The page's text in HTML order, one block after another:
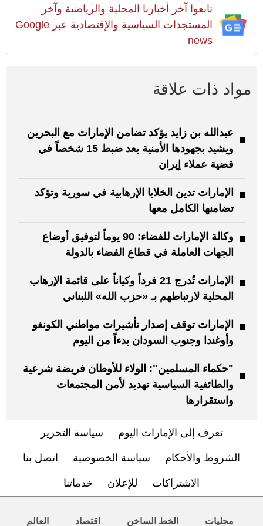
تابعوا آخر أخبارنا المحلية والرياضية وآخر
المستجدات السياسية والإقتصادية عبر Google
news
مواد ذات علاقة
عبدالله بن زايد يؤكد تضامن الإمارات مع البحرين
ويشيد بجهودها الأمنية بعد ضبط 15 شخصاً في
قضية عملاء إيران
الإمارات تدين الخلايا الإرهابية في سورية وتؤكد
تضامنها الكامل معها
وكالة الإمارات للفضاء: 90 يوماً لتوفيق أوضاع
الجهات العاملة في قطاع الفضاء بالدولة
الإمارات تُدرج 21 فرداً وكياناً على قائمة الإرهاب
المحلية لارتباطهم بـ «حزب الله» اللبناني
الإمارات توقف إصدار تأشيرات مواطني الكونغو
وأوغندا وجنوب السودان بدءاً من اليوم
"حكماء المسلمين": الولاء للأوطان فريضة شرعية
والطائفية السياسية تهديد لأمن المجتمعات
واستقرارها
تعرف إلى الإمارات اليوم سياسة التحرير
الشروط والأحكام سياسة الخصوصية اتصل بنا
الاشتراكات للإعلان خدماتنا
محليات الخط الساخن اقتصاد العالم